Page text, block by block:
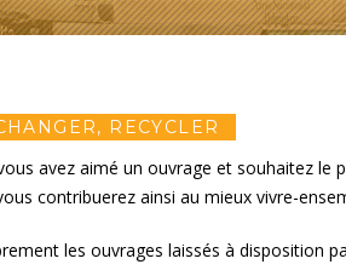
RECYCLER
avez aimé un ouvrage et souhaitez le
contribuerez ainsi au mieux vivre-
les ouvrages laissés à disposition